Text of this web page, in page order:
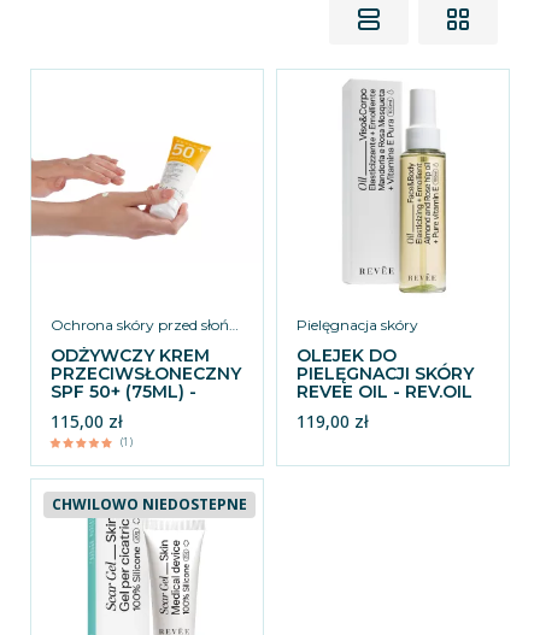
Ochrona skóry przed słońcem
ODŻYWCZY KREM
PRZECIWSŁONECZNY
SPF 50+ (75ML) -
REV.SUN50
115,00 zł
(1)
Pielęgnacja skóry
OLEJEK DO
PIELĘGNACJI SKÓRY
REVEE OIL - REV.OIL
119,00 zł
CHWILOWO NIEDOSTEPNE